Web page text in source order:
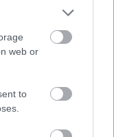
web or
to